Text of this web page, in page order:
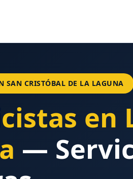
SAN CRISTÓBAL DE LA LAGUNA
en
—
SERVICIO DE ATENCIÓN AL